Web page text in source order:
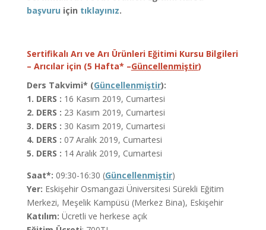
başvuru için tıklayınız.
Sertifikalı Arı ve Arı Ürünleri Eğitimi Kursu Bilgileri
– Arıcılar için (5 Hafta* –Güncellenmiştir)
Ders Takvimi* (Güncellenmiştir):
1. DERS : 16 Kasım 2019, Cumartesi
2. DERS : 23 Kasım 2019, Cumartesi
3. DERS : 30 Kasım 2019, Cumartesi
4. DERS : 07 Aralık 2019, Cumartesi
5. DERS : 14 Aralık 2019, Cumartesi
Saat*: 09:30-16:30 (Güncellenmiştir)
Yer: Eskişehir Osmangazi Üniversitesi Sürekli Eğitim
Merkezi, Meşelik Kampüsü (Merkez Bina), Eskişehir
Katılım: Ücretli ve herkese açık